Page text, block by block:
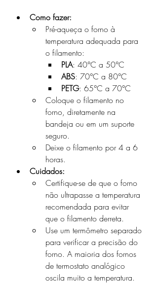
Como fazer:
Pré-aqueça o forno à
temperatura adequada para
o filamento:
PLA: 40°C a 50°C
ABS: 70°C a 80°C
PETG: 65°C a 70°C
Coloque o filamento no
forno, diretamente na
bandeja ou em um suporte
seguro.
Deixe o filamento por 4 a 6
horas.
Cuidados:
Certifique-se de que o forno
não ultrapasse a temperatura
recomendada para evitar
que o filamento derreta.
Use um termômetro separado
para verificar a precisão do
forno. A maioria dos fornos
de termostato analógico
oscila muito a temperatura.